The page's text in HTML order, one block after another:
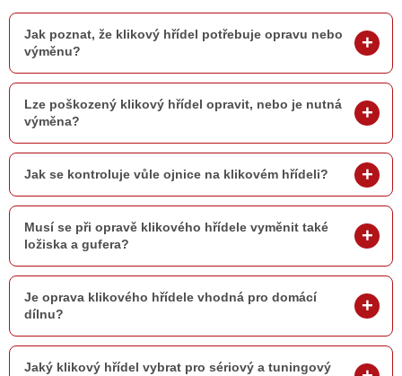
Jak poznat, že klikový hřídel potřebuje opravu nebo
výměnu?
Lze poškozený klikový hřídel opravit, nebo je nutná
výměna?
Jak se kontroluje vůle ojnice na klikovém hřídeli?
Musí se při opravě klikového hřídele vyměnit také
ložiska a gufera?
Je oprava klikového hřídele vhodná pro domácí
dílnu?
Jaký klikový hřídel vybrat pro sériový a tuningový